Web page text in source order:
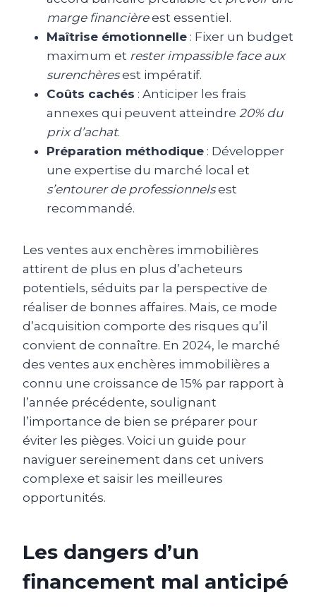
marge financièreest essentiel.
Maîtrise émotionnelle : Fixer un budget
maximum et rester impassible face aux
surenchèresest impératif.
Coûts cachés : Anticiper les frais
annexes qui peuvent atteindre 20% du
prix d’achat.
Préparation méthodique : Développer
une expertise du marché local et
s’entourer de professionnelsest
recommandé.
Les ventes aux enchères immobilières
attirent de plus en plus d’acheteurs
potentiels, séduits par la perspective de
réaliser de bonnes affaires. Mais, ce mode
d’acquisition comporte des risques qu’il
convient de connaître. En 2024, le marché
des ventes aux enchères immobilières a
connu une croissance de 15% par rapport à
l’année précédente, soulignant
l’importance de bien se préparer pour
éviter les pièges. Voici un guide pour
naviguer sereinement dans cet univers
complexe et saisir les meilleures
opportunités.
Les dangers d’un
financement mal anticipé